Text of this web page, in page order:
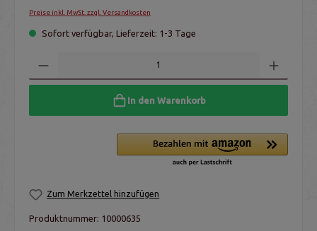
Preise inkl. MwSt. zzgl. Versandkosten
Sofort verfügbar, Lieferzeit: 1-3 Tage
In den Warenkorb
Zum Merkzettel hinzufügen
Produktnummer: 10000635